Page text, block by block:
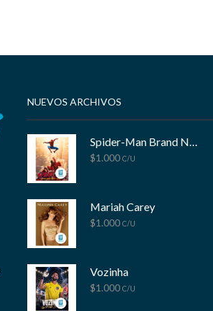
NUEVOS ARCHIVOS
Spider-Man Brand New Day
$1.000 C/U
Mariah Carey
$1.000 C/U
Vozinha
$1.000 C/U